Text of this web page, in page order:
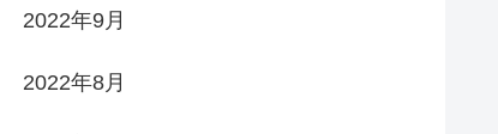
2022年9月
2022年8月